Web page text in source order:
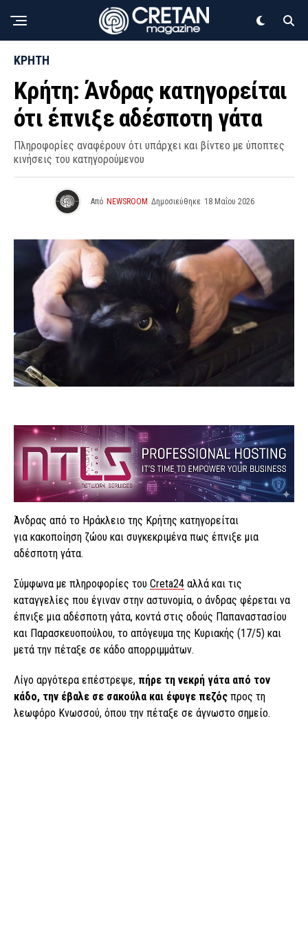
ΚΡΗΤΗ
Κρήτη: Άνδρας κατηγορείται
ότι έπνιξε αδέσποτη γάτα
Πληροφορίες αναφέρουν ότι υπάρχει και βίντεο με ύποπτες
κινήσεις του κατηγορούμενου
Από NEWSROOM Δημοσιεύθηκε 18 Μαΐου 2026
Άνδρας από το Ηράκλειο της Κρήτης κατηγορείται
για κακοποίηση ζώου και συγκεκριμένα πως έπνιξε μια
αδέσποτη γάτα.
Σύμφωνα με πληροφορίες του Creta24 αλλά και τις
καταγγελίες που έγιναν στην αστυνομία, ο άνδρας φέρεται να
έπνιξε μια αδέσποτη γάτα, κοντά στις οδούς Παπαναστασίου
και Παρασκευοπούλου, το απόγευμα της Κυριακής (17/5) και
μετά την πέταξε σε κάδο απορριμμάτων.
Λίγο αργότερα επέστρεψε, πήρε τη νεκρή γάτα από τον
κάδο, την έβαλε σε σακούλα και έφυγε πεζός προς τη
λεωφόρο Κνωσσού, όπου την πέταξε σε άγνωστο σημείο.